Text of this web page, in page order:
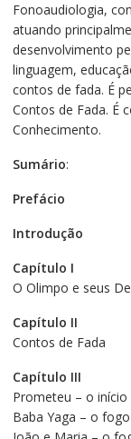
Fonoaudiologia,
atuando
desenvolvimento
linguagem,
contos de fada. É
Contos de Fada. É
Conhecimento.
Sumário:
Prefácio
Introdução
Capítulo I
O Olimpo e seus
Capítulo II
Contos de Fada
Capítulo III
Prometeu – o
Baba Yaga – o